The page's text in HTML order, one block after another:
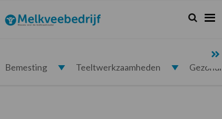
de
hoofdnavigatie
de
hoofd
de
eerste
de
voettekst
Melkveebedrijf.nl Zoeken...
Zoek
Bemesting Teeltwerkzaamheden